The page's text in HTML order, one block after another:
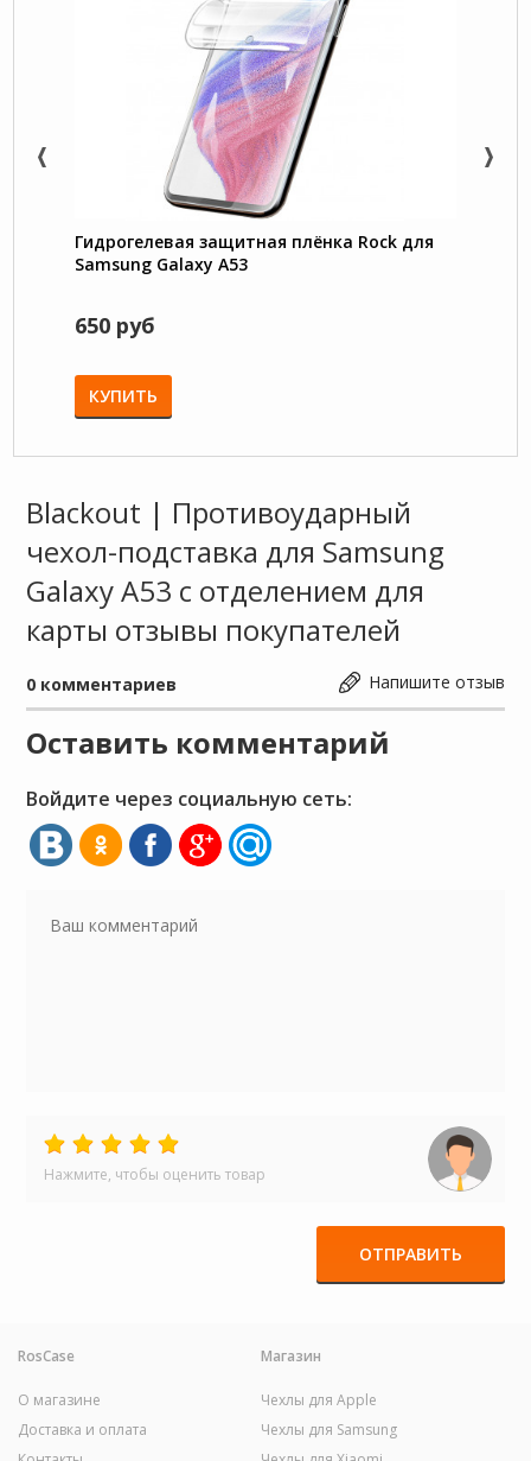
Гидрогелевая защитная плёнка Rock для
Samsung Galaxy A53
650 руб
КУПИТЬ
Blackout | Противоударный
чехол-подставка для Samsung
Galaxy A53 с отделением для
карты отзывы покупателей
Напишите отзыв
0 комментариев
Оставить комментарий
Войдите через социальную сеть:
Нажмите, чтобы оценить товар
ОТПРАВИТЬ
RosCase
О магазине
Доставка и оплата
Магазин
Чехлы для Apple
Чехлы для Samsung